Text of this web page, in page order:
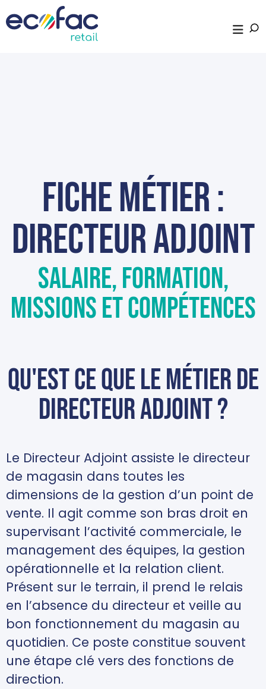
fiche métier :
Directeur adjoint
Salaire, formation,
missions et compétences
Qu'est ce que le métier de
directeur adjoint ?
Le Directeur Adjoint assiste le directeur
de magasin dans toutes les
dimensions de la gestion d’un point de
vente. Il agit comme son bras droit en
supervisant l’activité commerciale, le
management des équipes, la gestion
opérationnelle et la relation client.
Présent sur le terrain, il prend le relais
en l’absence du directeur et veille au
bon fonctionnement du magasin au
quotidien. Ce poste constitue souvent
une étape clé vers des fonctions de
direction.